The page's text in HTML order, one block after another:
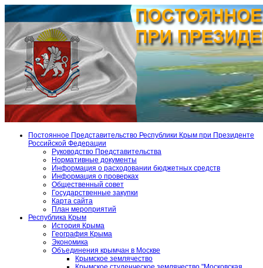
Постоянное Представительство Республики Крым при Президенте
Российской Федерации
Руководство Представительства
Нормативные документы
Информация о расходовании бюджетных средств
Информация о проверках
Общественный совет
Государственные закупки
Карта сайта
План мероприятий
Республика Крым
История Крыма
География Крыма
Экономика
Объединения крымчан в Москве
Крымское землячество